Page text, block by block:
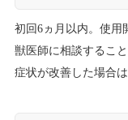
初回6ヵ月以内。使用
獣医師に相談するこ
症状が改善した場合